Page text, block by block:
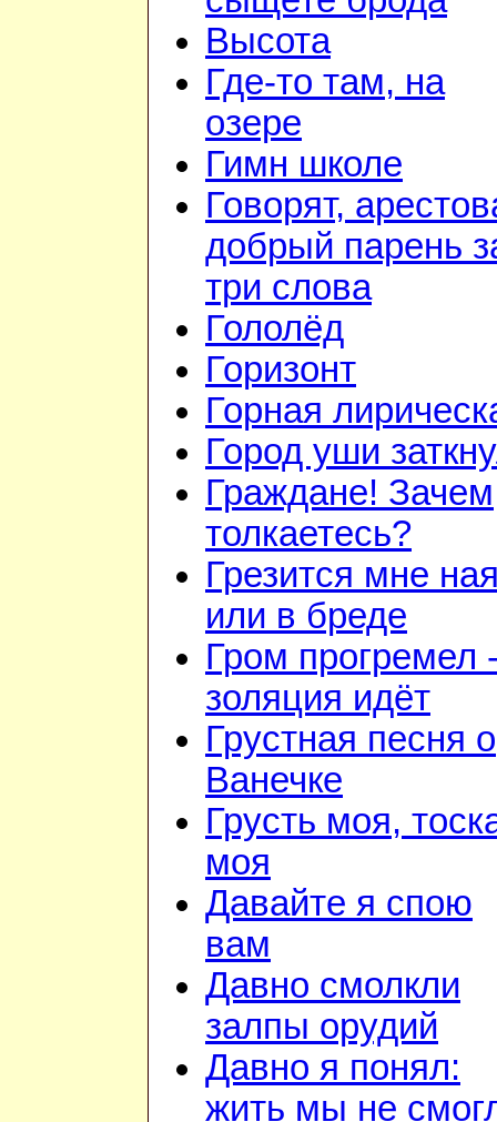
Высота
Где-то там, на
озере
Гимн школе
Говорят,
добрый парень
три слова
Гололёд
Горизонт
Горная
Город уши
Граждане! Зачем
толкаетесь?
Грезится мне
или в бреде
Гром прогремел
золяция идёт
Грустная песня о
Ванечке
Грусть моя,
моя
Давайте я спою
вам
Давно смолкли
залпы орудий
Давно я понял:
жить мы не